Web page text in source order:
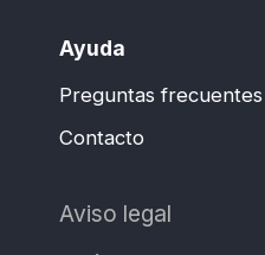
Ayuda
Preguntas frecuentes
Contacto
Aviso legal